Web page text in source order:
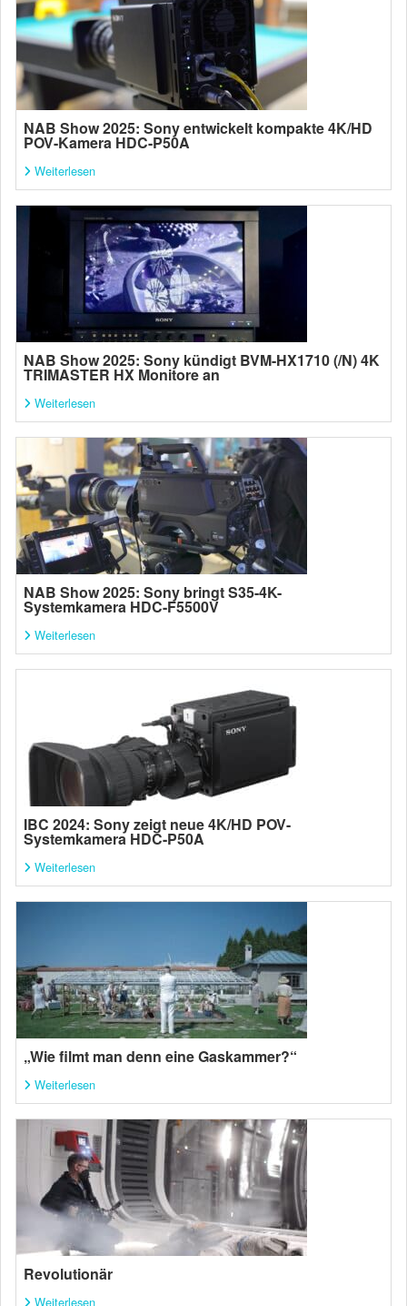
NAB Show 2025: Sony entwickelt kompakte 4K/HD
POV-Kamera HDC-P50A
Weiterlesen
NAB Show 2025: Sony kündigt BVM-HX1710 (/N) 4K
TRIMASTER HX Monitore an
Weiterlesen
NAB Show 2025: Sony bringt S35-4K-
Systemkamera HDC-F5500V
Weiterlesen
IBC 2024: Sony zeigt neue 4K/HD POV-
Systemkamera HDC-P50A
Weiterlesen
„Wie filmt man denn eine Gaskammer?“
Weiterlesen
Revolutionär
Weiterlesen